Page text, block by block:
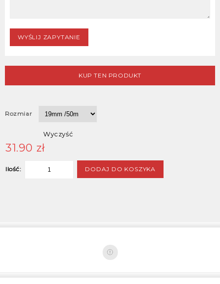
KUP TEN PRODUKT
Rozmiar
Wyczyść
31.90 zł
Ilość: DODAJ DO KOSZYKA